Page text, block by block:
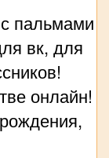
пальмами
вк, для
онлайн!